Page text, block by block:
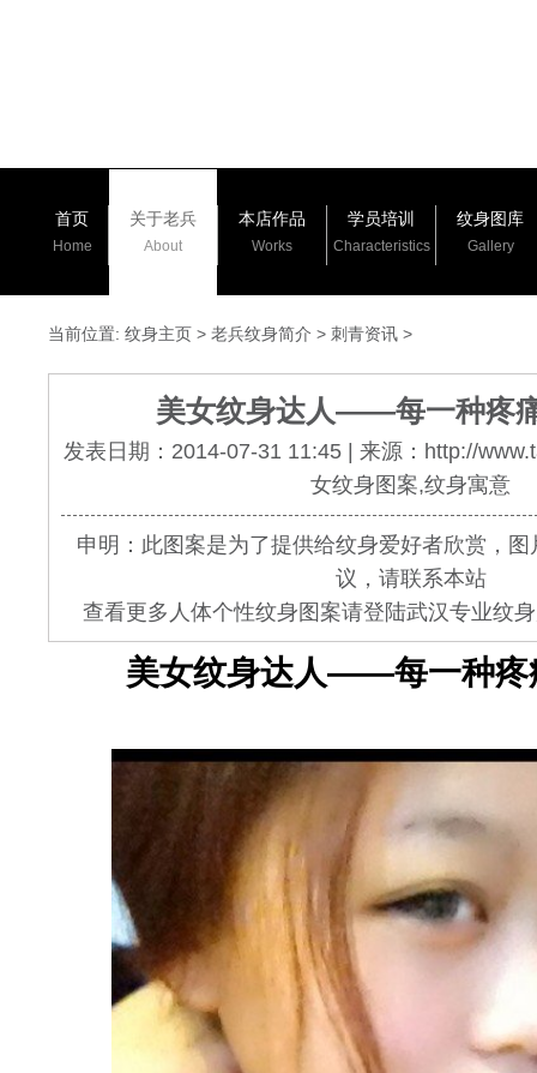
首页
Home
关于老兵
About
本店作品
Works
学员培训
Characteristics
纹身图库
Gallery
当前位置: 纹身主页 > 老兵纹身简介 > 刺青资讯 >
美女纹身达人——每一种疼
发表日期：2014-07-31 11:45 | 来源：http://
女纹身图案,纹身寓意
申明：此图案是为了提供给纹身爱好者欣赏，
议，请联系本站
查看更多人体个性纹身图案请登陆武汉专业纹
美女纹身达人——每一种疼